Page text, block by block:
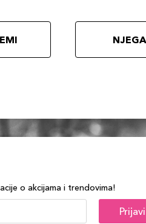
NJEGA
o akcijama i trendovima!